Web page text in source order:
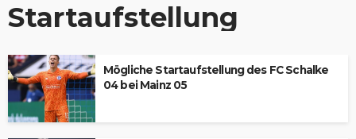
Startaufstellung
Mögliche Startaufstellung des FC Schalke
04 bei Mainz 05